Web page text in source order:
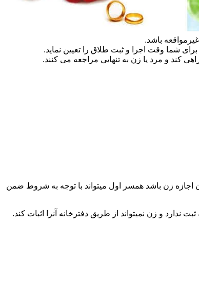
باشد.
شما وقت اجرا و ثبت طلاق را تعیین نماید.
کند و مرد یا زن به تنهایی مراجعه می کنند.
اجازه زن باشد همسر اول میتواند با توجه به شروط ضمن
ندارد و زن نمیتواند از طریق دفترخانه آنرا اثبات کند.